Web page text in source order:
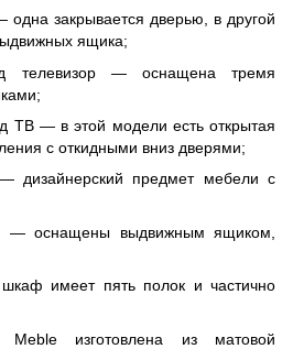
одна закрывается дверью, в другой
ящика;
телевизор — оснащена тремя
ТВ — в этой модели есть открытая
с откидными вниз дверями;
дизайнерский предмет мебели с
— оснащены выдвижным ящиком,
имеет пять полок и частично
изготовлена из матовой